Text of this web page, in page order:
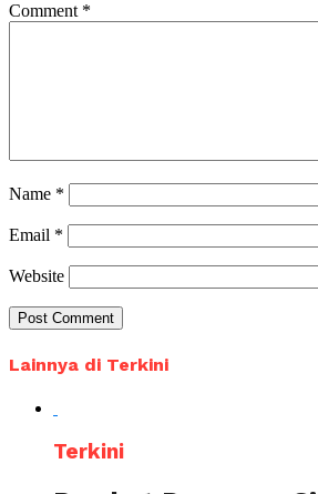
Comment *
Name *
Email *
Website
Lainnya di Terkini
Terkini